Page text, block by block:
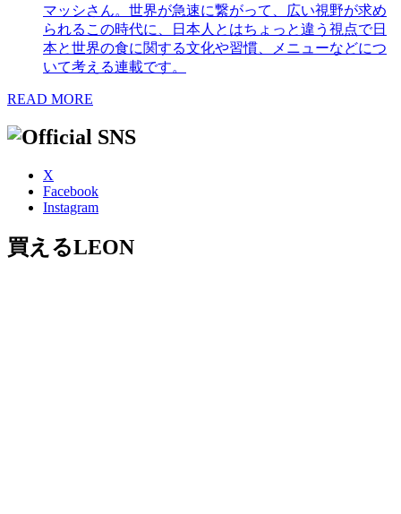
マッシさん。世界が急速に繋がって、広い視野が求め
られるこの時代に、日本人とはちょっと違う視点で日
本と世界の食に関する文化や習慣、メニューなどにつ
いて考える連載です。
READ MORE
X
Facebook
Instagram
買えるLEON